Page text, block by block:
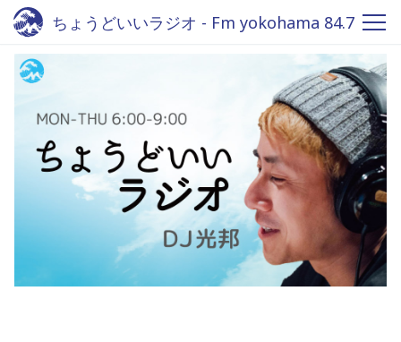
ちょうどいいラジオ - Fm yokohama 84.7